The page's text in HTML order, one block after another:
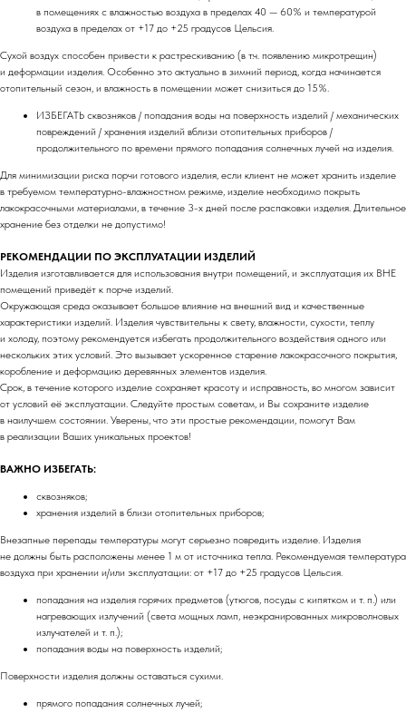
в помещениях с влажностью воздуха в пределах 40 — 60% и температурой
воздуха в пределах от +17 до +25 градусов Цельсия.
Сухой воздух способен привести к растрескиванию (в т.ч. появлению микротрещин)
и деформации изделия. Особенно это актуально в зимний период, когда начинается
отопительный сезон, и влажность в помещении может снизиться до 15%.
ИЗБЕГАТЬ сквозняков / попадания воды на поверхность изделий / механических
повреждений / хранения изделий вблизи отопительных приборов /
продолжительного по времени прямого попадания солнечных лучей на изделия.
Для минимизации риска порчи готового изделия, если клиент не может хранить изделие
в требуемом температурно-влажностном режиме, изделие необходимо покрыть
лакокрасочными материалами, в течение 3-х дней после распаковки изделия. Длительное
хранение без отделки не допустимо!
РЕКОМЕНДАЦИИ ПО ЭКСПЛУАТАЦИИ ИЗДЕЛИЙ
Изделия изготавливается для использования внутри помещений, и эксплуатация их ВНЕ
помещений приведёт к порче изделий.
Окружающая среда оказывает большое влияние на внешний вид и качественные
характеристики изделий. Изделия чувствительны к свету, влажности, сухости, теплу
и холоду, поэтому рекомендуется избегать продолжительного воздействия одного или
нескольких этих условий. Это вызывает ускоренное старение лакокрасочного покрытия,
коробление и деформацию деревянных элементов изделия.
Срок, в течение которого изделие сохраняет красоту и исправность, во многом зависит
от условий её эксплуатации. Следуйте простым советам, и Вы сохраните изделие
в наилучшем состоянии. Уверены, что эти простые рекомендации, помогут Вам
в реализации Ваших уникальных проектов!
ВАЖНО ИЗБЕГАТЬ:
сквозняков;
хранения изделий в близи отопительных приборов;
Внезапные перепады температуры могут серьезно повредить изделие. Изделия
не должны быть расположены менее 1 м от источника тепла. Рекомендуемая температура
воздуха при хранении и/или эксплуатации: от +17 до +25 градусов Цельсия.
попадания на изделия горячих предметов (утюгов, посуды с кипятком и т. п.) или
нагревающих излучений (света мощных ламп, неэкранированных микроволновых
излучателей и т. п.);
попадания воды на поверхность изделий;
Поверхности изделия должны оставаться сухими.
прямого попадания солнечных лучей;
О нас
Мы на Оzon
FAQ
3D модели
Ручки
Органайзеры
Крючки
Стеллажи
Сотрудничество
Корпоративные заказы
Дизайнерам / мебельщикам
Документы
Политика
конфиденциальности
Договор оферты
Разработка сайта
+7 900 963-90-30
design by dsqhi
timofeev.nikita@les-wm.ru